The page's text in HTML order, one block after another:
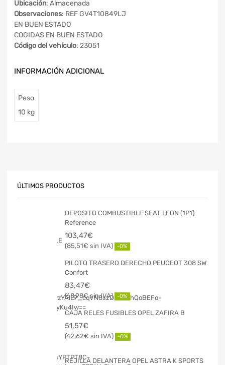
Ubicación: Almacenada
Observaciones: REF GV4T10849LJ
EN BUEN ESTADO
COGIDAS EN BUEN ESTADO
Código del vehículo: 23051
INFORMACIÓN ADICIONAL
Peso
10 kg
ÚLTIMOS PRODUCTOS
DEPOSITO COMBUSTIBLE SEAT LEON (1P1)
Reference
103,47€
85,51€ -0%
PILOTO TRASERO DERECHO PEUGEOT 308 SW
Confort
83,47€
68,98€ -0%
CAJA RELES FUSIBLES OPEL ZAFIRA B
51,57€
42,62€ -0%
REJILLA DELANTERA OPEL ASTRA K SPORTS